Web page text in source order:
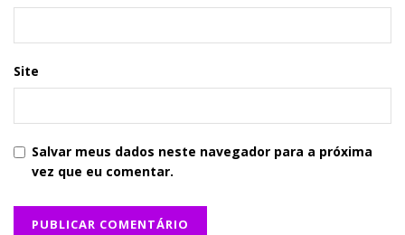
Site
Salvar meus dados neste navegador para a próxima
vez que eu comentar.